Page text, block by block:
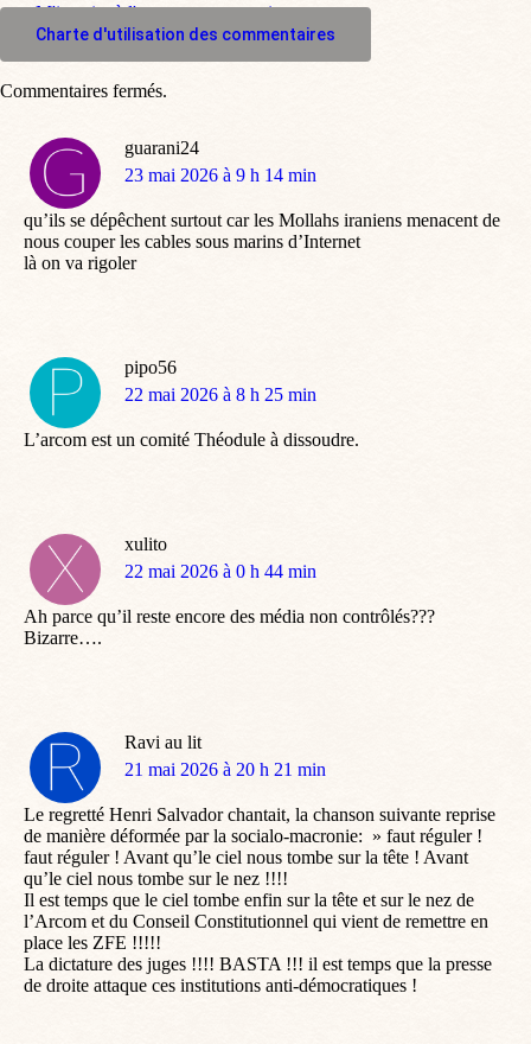
M'inscrire à l'espace commentaire
Charte d'utilisation des commentaires
guarani24
dit
23 mai 2026 à 9 h 14 min
qu’ils se dépêchent surtout car les Mollahs iraniens menacent de
nous couper les cables sous marins d’Internet
là on va rigoler
pipo56
dit
22 mai 2026 à 8 h 25 min
L’arcom est un comité Théodule à dissoudre.
xulito
dit
22 mai 2026 à 0 h 44 min
Ah parce qu’il reste encore des média non contrôlés???
Bizarre….
Ravi au lit
dit
21 mai 2026 à 20 h 21 min
Le regretté Henri Salvador chantait, la chanson suivante reprise
de manière déformée par la socialo-macronie: » faut réguler !
faut réguler ! Avant qu’le ciel nous tombe sur la tête ! Avant
qu’le ciel nous tombe sur le nez !!!!
Il est temps que le ciel tombe enfin sur la tête et sur le nez de
l’Arcom et du Conseil Constitutionnel qui vient de remettre en
place les ZFE !!!!!
La dictature des juges !!!! BASTA !!! il est temps que la presse
de droite attaque ces institutions anti-démocratiques !
Commentaires fermés.